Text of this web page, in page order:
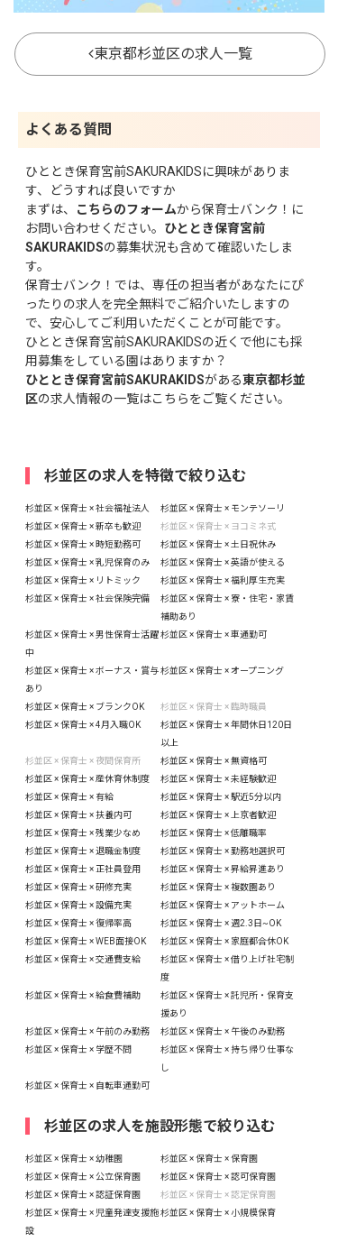
東京都杉並区の求人一覧
よくある質問
ひととき保育宮前SAKURAKIDSに興味がありま
す、どうすれば良いですか
まずは、
こちらのフォームから保育士バンク！に
お問い合わせください。 ひととき保育宮前
SAKURAKIDSの募集状況も含めて確認いたしま
す。
保育士バンク！では、専任の担当者があなたにぴ
ったりの求人を完全無料でご紹介いたしますの
で、安心してご利用いただくことが可能です。
ひととき保育宮前SAKURAKIDSの近くで他にも採
用募集をしている園はありますか？
ひととき保育宮前SAKURAKIDSがある東京都杉並
区の求人情報の一覧はこちらをご覧ください。
杉並区の求人を特徴で絞り込む
杉並区 × 保育士 × 社会福祉法人
杉並区 × 保育士 × モンテソーリ
杉並区 × 保育士 × 新卒も歓迎
杉並区 × 保育士 × ヨコミネ式
杉並区 × 保育士 × 時短勤務可
杉並区 × 保育士 × 土日祝休み
杉並区 × 保育士 × 乳児保育のみ
杉並区 × 保育士 × 英語が使える
杉並区 × 保育士 × リトミック
杉並区 × 保育士 × 福利厚生充実
杉並区 × 保育士 × 社会保険完備
杉並区 × 保育士 × 寮・住宅・家賃
補助あり
杉並区 × 保育士 × 男性保育士活躍
中
杉並区 × 保育士 × 車通勤可
杉並区 × 保育士 × ボーナス・賞与
あり
杉並区 × 保育士 × オープニング
杉並区 × 保育士 × ブランクOK
杉並区 × 保育士 × 臨時職員
杉並区 × 保育士 × 4月入職OK
杉並区 × 保育士 × 年間休日120日
以上
杉並区 × 保育士 × 夜間保育所
杉並区 × 保育士 × 無資格可
杉並区 × 保育士 × 産休育休制度
杉並区 × 保育士 × 未経験歓迎
杉並区 × 保育士 × 有給
杉並区 × 保育士 × 駅近5分以内
杉並区 × 保育士 × 扶養内可
杉並区 × 保育士 × 上京者歓迎
杉並区 × 保育士 × 残業少なめ
杉並区 × 保育士 × 低離職率
杉並区 × 保育士 × 退職金制度
杉並区 × 保育士 × 勤務地選択可
杉並区 × 保育士 × 正社員登用
杉並区 × 保育士 × 昇給昇進あり
杉並区 × 保育士 × 研修充実
杉並区 × 保育士 × 複数園あり
杉並区 × 保育士 × 設備充実
杉並区 × 保育士 × アットホーム
杉並区 × 保育士 × 復帰率高
杉並区 × 保育士 × 週2.3日~OK
杉並区 × 保育士 × WEB面接OK
杉並区 × 保育士 × 家庭都合休OK
杉並区 × 保育士 × 交通費支給
杉並区 × 保育士 × 借り上げ社宅制
度
杉並区 × 保育士 × 給食費補助
杉並区 × 保育士 × 託児所・保育支
援あり
杉並区 × 保育士 × 午前のみ勤務
杉並区 × 保育士 × 午後のみ勤務
杉並区 × 保育士 × 学歴不問
杉並区 × 保育士 × 持ち帰り仕事な
し
杉並区 × 保育士 × 自転車通勤可
杉並区の求人を施設形態で絞り込む
杉並区 × 保育士 × 幼稚園
杉並区 × 保育士 × 保育園
杉並区 × 保育士 × 公立保育園
杉並区 × 保育士 × 認可保育園
杉並区 × 保育士 × 認証保育園
杉並区 × 保育士 × 認定保育園
杉並区 × 保育士 × 児童発達支援施
設
杉並区 × 保育士 × 小規模保育